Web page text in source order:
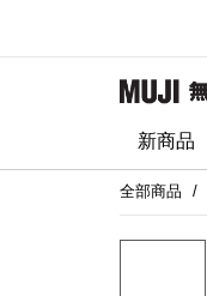
新商品
全部商品